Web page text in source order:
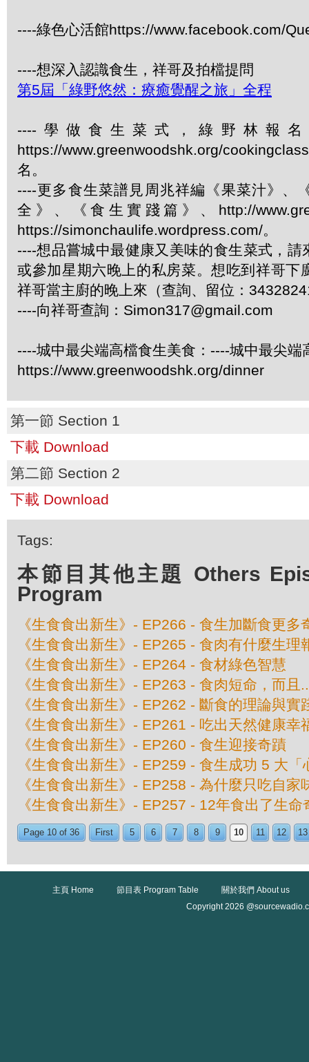
----綠色心活館https://www.facebook.com/
----想深入認識食生，祥哥及拍檔提問
第5屆「綠野悠然：療癒覺醒之旅」全程
----學做食生菜式，綠野林報
https://www.greenwoodshk.org/
名。
----更多食生菜譜見周兆祥編《果菜汁》、
全》、《食生實踐篇》、http://
https://simonchaulife.wordpress.com/。
----想品嘗城中最健康又美味的食生菜式，請
或參加星期六晚上的私房菜。想吃到祥哥下
祥哥當主廚的晚上來（查詢、留位：
----向祥哥查詢： Simon317@gmail.com
----城中最尖端高檔食生美食：----城中最尖端
https://www.greenwoodshk.org/dinner
第一節 Section 1
下載 Download
第二節 Section 2
下載 Download
Tags:
本節目其他主題 Others
Program
《生食食出新生》- EP266 - 食生加斷食更多
《生食食出新生》- EP265 - 食肉有什麼生理
《生食食出新生》- EP264 - 食材綠色智慧
《生食食出新生》- EP263 - 食肉短命，而且
《生食食出新生》- EP262 - 斷食的理論與實
《生食食出新生》- EP261 - 吃出天然健康幸
《生食食出新生》- EP260 - 食生迎接奇蹟
《生食食出新生》- EP259 - 食生成功 5 大「
《生食食出新生》- EP258 - 為什麼只吃自家
《生食食出新生》- EP257 - 12年食出了生命
Page 10 of 36 First 5 6 7 8 9 10 11 12 13
主頁 Home 節目表 Program Table
關於我們 About us
Copyright 2026